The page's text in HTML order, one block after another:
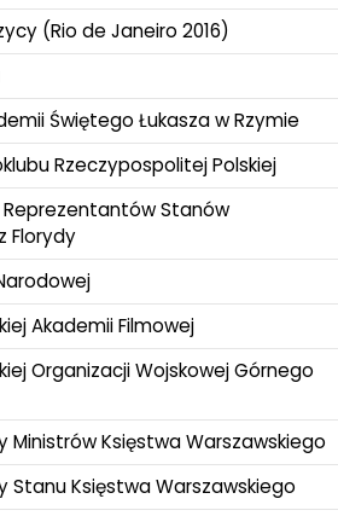
(Rio de Janeiro 2016)
Świętego Łukasza w Rzymie
Rzeczypospolitej Polskiej
Reprezentantów Stanów
Florydy
Akademii Filmowej
Organizacji Wojskowej Górnego
Ministrów Księstwa Warszawskiego
Stanu Księstwa Warszawskiego